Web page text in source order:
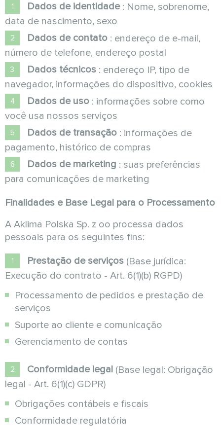
Dados de identidade: Nome, sobrenome,
data de nascimento, sexo
Dados de contato : endereço de e-mail,
número de telefone, endereço postal
Dados técnicos : endereço IP, tipo de
navegador, informações do dispositivo, cookies
Dados de uso : informações sobre como
você usa nossos serviços
Dados de transação : informações de
pagamento, histórico de compras
Dados de marketing : suas preferências
para comunicações de marketing
Finalidades e Base Legal para o Processamento
A Aklima Polska Sp. z oo processa dados
pessoais para os seguintes fins:
Prestação de serviços (Base jurídica:
Execução do contrato - Art. 6(1)(b) RGPD)
Processamento de pedidos e prestação de
serviços
Suporte ao cliente e comunicação
Gerenciamento de contas
Conformidade legal (Base legal: Obrigação
legal - Art. 6(1)(c) GDPR)
Obrigações contábeis e fiscais
Conformidade regulatória